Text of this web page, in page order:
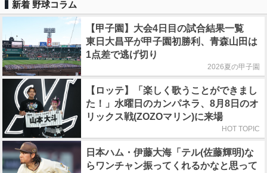
新着 野球コラム
【甲子園】大会4日目の試合結果一覧
東日大昌平が甲子園初勝利、青森山田は
1点差で逃げ切り
2026夏の甲子園
【ロッテ】「楽しく歌うことができまし
た！」水曜日のカンパネラ、8月8日のオ
リックス戦(ZOZOマリン)に来場
HOT TOPIC
日本ハム・伊藤大海「テル(佐藤輝明)な
らワンチャン振ってくれるかなと思って